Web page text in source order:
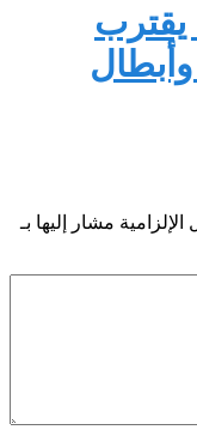
يقترب
الإلزامية مشار إليها بـ